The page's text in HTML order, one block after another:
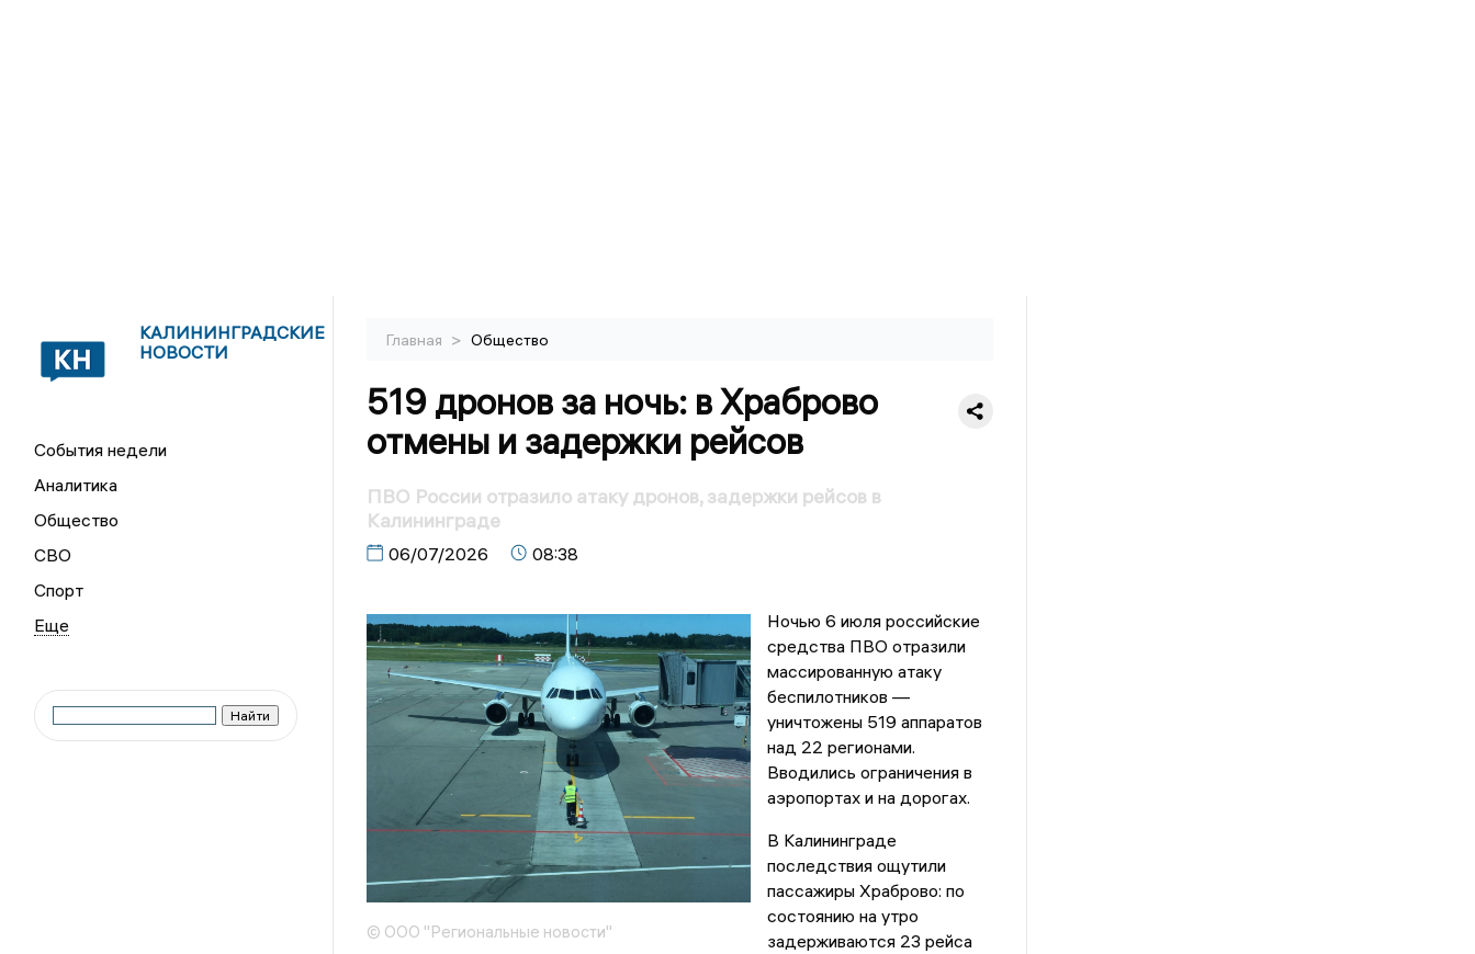
КАЛИНИНГРАДСКИЕ
НОВОСТИ
События недели
Аналитика
Общество
СВО
Спорт
Главная > Общество
519 дронов за ночь: в Храброво
отмены и задержки рейсов
ПВО России отразило атаку дронов, задержки рейсов в
Калининграде
06/07/2026 08:38
© ООО "Региональные новости"
Ночью 6 июля российские
средства ПВО отразили
массированную атаку
беспилотников —
уничтожены 519 аппаратов
над 22 регионами.
Вводились ограничения в
аэропортах и на дорогах.
В Калининграде
последствия ощутили
пассажиры Храброво: по
состоянию на утро
задерживаются 23 рейса